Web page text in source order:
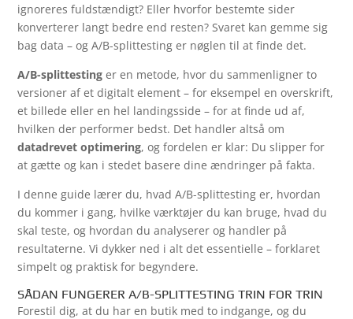
ignoreres fuldstændigt? Eller hvorfor bestemte sider
konverterer langt bedre end resten? Svaret kan gemme sig
bag data – og A/B-splittesting er nøglen til at finde det.
A/B-splittesting er en metode, hvor du sammenligner to
versioner af et digitalt element – for eksempel en overskrift,
et billede eller en hel landingsside – for at finde ud af,
hvilken der performer bedst. Det handler altså om
datadrevet optimering, og fordelen er klar: Du slipper for
at gætte og kan i stedet basere dine ændringer på fakta.
I denne guide lærer du, hvad A/B-splittesting er, hvordan
du kommer i gang, hvilke værktøjer du kan bruge, hvad du
skal teste, og hvordan du analyserer og handler på
resultaterne. Vi dykker ned i alt det essentielle – forklaret
simpelt og praktisk for begyndere.
SÅDAN FUNGERER A/B-SPLITTESTING TRIN FOR TRIN
Forestil dig, at du har en butik med to indgange, og du